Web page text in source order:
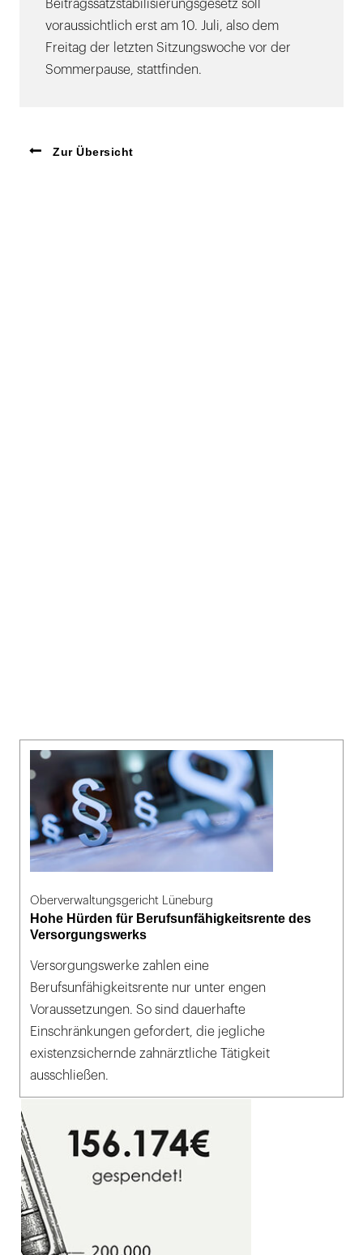
Beitragssatzstabilisierungsgesetz soll
voraussichtlich erst am 10. Juli, also dem
Freitag der letzten Sitzungswoche vor der
Sommerpause, stattfinden.
Zur Übersicht
Oberverwaltungsgericht Lüneburg
Hohe Hürden für Berufsunfähigkeitsrente des
Versorgungswerks
Versorgungswerke zahlen eine
Berufsunfähigkeitsrente nur unter engen
Voraussetzungen. So sind dauerhafte
Einschränkungen gefordert, die jegliche
existenzsichernde zahnärztliche Tätigkeit
ausschließen.